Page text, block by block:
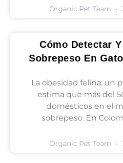
Organic Pet Team
Cómo Detectar
Sobrepeso En
La obesidad felina: un
estima que más del
domésticos en el
sobrepeso. En
Organic Pet Team